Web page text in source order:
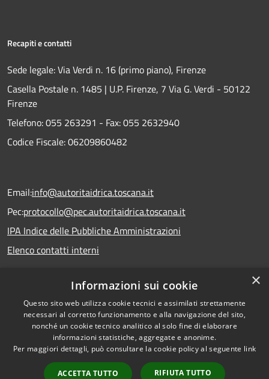
Recapiti e contatti
Sede legale: Via Verdi n. 16 (primo piano), Firenze
Casella Postale n. 1485 | U.P. Firenze, 7 Via G. Verdi - 50122
Firenze
Telefono:055 263291 - Fax:055 2632940
Codice Fiscale: 06209860482
Email:info@autoritaidrica.toscana.it
Pec:protocollo@pec.autoritaidrica.toscana.it
IPA Indice delle Pubbliche Amministrazioni
Elenco contatti interni
Dichiarazione accessibilità
Accessibilità
Copyright © 2026 • Autorità
Idrica Toscana • Powered by
Municipium•
Accesso
×
Informazioni sui cookie
Questo sito web utilizza cookie tecnici e assimilati strettamente
necessari al corretto funzionamento e alla navigazione del sito,
nonché un cookie tecnico analitico al solo fine di elaborare
informazioni statistiche, aggregate e anonime.
Per maggiori dettagli, può consultare la cookie policy al seguente link
ACCETTA TUTTO RIFIUTA TUTTO